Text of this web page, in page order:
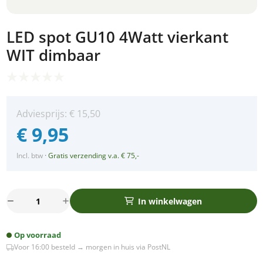
LED spot GU10 4Watt vierkant
WIT dimbaar
Adviesprijs: € 15,50
€ 9,95
Incl. btw ·Gratis verzending v.a. € 75,-
4Watt
vierkant
In winkelwagen
Op voorraad
Voor 16:00 besteld → morgen in huis via PostNL